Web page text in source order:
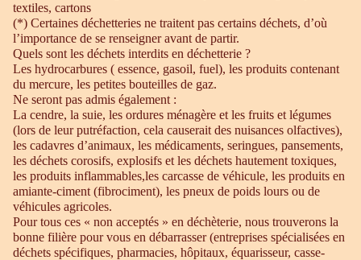
textiles, cartons
(*) Certaines déchetteries ne traitent pas certains déchets, d’où
l’importance de se renseigner avant de partir.
Quels sont les déchets interdits en déchetterie ?
Les hydrocarbures ( essence, gasoil, fuel), les produits contenant
du mercure, les petites bouteilles de gaz.
Ne seront pas admis également :
La cendre, la suie, les ordures ménagère et les fruits et légumes
(lors de leur putréfaction, cela causerait des nuisances olfactives),
les cadavres d’animaux, les médicaments, seringues, pansements,
les déchets corosifs, explosifs et les déchets hautement toxiques,
les produits inflammables,les carcasse de véhicule, les produits en
amiante-ciment (fibrociment), les pneux de poids lours ou de
véhicules agricoles.
Pour tous ces « non acceptés » en déchèterie, nous trouverons la
bonne filière pour vous en débarrasser (entreprises spécialisées en
déchets spécifiques, pharmacies, hôpitaux, équarisseur, casse-